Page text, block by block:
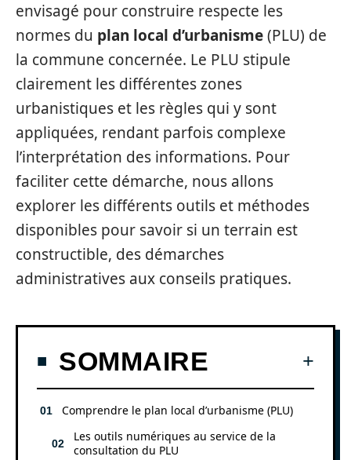
envisagé pour construire respecte les
normes du plan local d’urbanisme(PLU) de
la commune concernée. Le PLU stipule
clairement les différentes zones
urbanistiques et les règles qui y sont
appliquées, rendant parfois complexe
l’interprétation des informations. Pour
faciliter cette démarche, nous allons
explorer les différents outils et méthodes
disponibles pour savoir si un terrain est
constructible, des démarches
administratives aux conseils pratiques.
SOMMAIRE
Comprendre le plan local d’urbanisme (PLU)
Les outils numériques au service de la
consultation du PLU